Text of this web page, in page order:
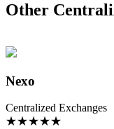
Other
Nexo
Centralized Exchanges
★★★★★